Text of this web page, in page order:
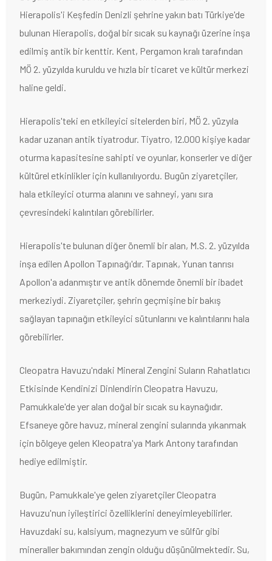
Hierapolis'i Keşfedin Denizli şehrine yakın batı Türkiye'de
bulunan Hierapolis, doğal bir sıcak su kaynağı üzerine inşa
edilmiş antik bir kenttir. Kent, Pergamon kralı tarafından
MÖ 2. yüzyılda kuruldu ve hızla bir ticaret ve kültür merkezi
haline geldi.
Hierapolis'teki en etkileyici sitelerden biri, MÖ 2. yüzyıla
kadar uzanan antik tiyatrodur. Tiyatro, 12.000 kişiye kadar
oturma kapasitesine sahipti ve oyunlar, konserler ve diğer
kültürel etkinlikler için kullanılıyordu. Bugün ziyaretçiler,
hala etkileyici oturma alanını ve sahneyi, yanı sıra
çevresindeki kalıntıları görebilirler.
Hierapolis'te bulunan diğer önemli bir alan, M.S. 2. yüzyılda
inşa edilen Apollon Tapınağı'dır. Tapınak, Yunan tanrısı
Apollon'a adanmıştır ve antik dönemde önemli bir ibadet
merkeziydi. Ziyaretçiler, şehrin geçmişine bir bakış
sağlayan tapınağın etkileyici sütunlarını ve kalıntılarını hala
görebilirler.
Cleopatra Havuzu'ndaki Mineral Zengini Suların Rahatlatıcı
Etkisinde Kendinizi Dinlendirin Cleopatra Havuzu,
Pamukkale'de yer alan doğal bir sıcak su kaynağıdır.
Efsaneye göre havuz, mineral zengini sularında yıkanmak
için bölgeye gelen Kleopatra'ya Mark Antony tarafından
hediye edilmiştir.
Bugün, Pamukkale'ye gelen ziyaretçiler Cleopatra
Havuzu'nun iyileştirici özelliklerini deneyimleyebilirler.
Havuzdaki su, kalsiyum, magnezyum ve sülfür gibi
mineraller bakımından zengin olduğu düşünülmektedir. Su,